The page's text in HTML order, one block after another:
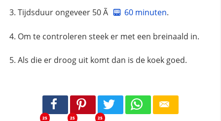
Tijdsduur ongeveer 50 Ã 60 minuten.
Om te controleren steek er met een breinaald in.
Als die er droog uit komt dan is de koek goed.
25 25 25